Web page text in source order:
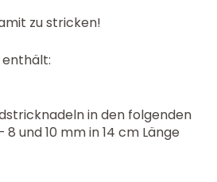
zu stricken!
enthält:
in den folgenden
8 und 10 mm in 14 cm Länge